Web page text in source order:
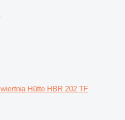
wiertnia Hütte HBR 202 TF